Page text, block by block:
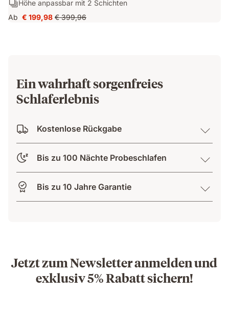
Atmungsaktiv
dank
Mittelweich
Schichten:
Höhe
anpassbar
Höhe anpassbar mit 2 Schichten
Ab Preis
€ 199,98 Ursprünglicher
€ 399,96
Ein wahrhaft sorgenfreies
Schlaferlebnis
Kostenlose Rückgabe
Bis zu 100 Nächte Probeschlafen
Bis zu 10 Jahre Garantie
Jetzt zum Newsletter anmelden und
exklusiv 5% Rabatt sichern!